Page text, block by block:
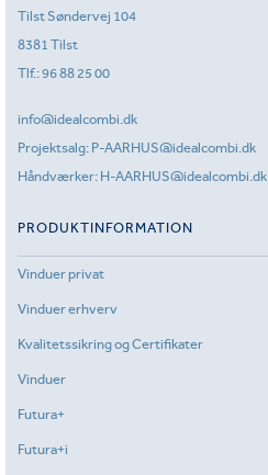
Tilst Søndervej 104
8381 Tilst
Tlf.:96 88 25 00
info@idealcombi.dk
Projektsalg: P-AARHUS@idealcombi.dk
Håndværker: H-AARHUS@idealcombi.dk
PRODUKTINFORMATION
Vinduer privat
Vinduer erhverv
Kvalitetssikring og Certifikater
Vinduer
Futura+
Futura+i